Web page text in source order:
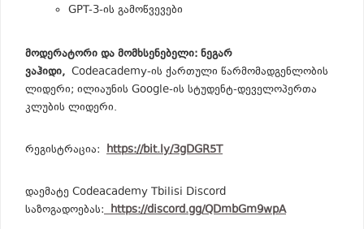
GPT-3-ის გამოწვევები
მოდერატორი და მომხსენებელი: ნეგარ
ვაჰიდი, Codeacademy-ის ქართული წარმომადგენლობის
ლიდერი; ილიაუნის Google-ის სტუდენტ-დეველოპერთა
კლუბის ლიდერი.
რეგისტრაცია: https://bit.ly/3gDGR5T
დაემატე Codeacademy Tbilisi Discord
საზოგადოებას: https://discord.gg/QDmbGm9wpA